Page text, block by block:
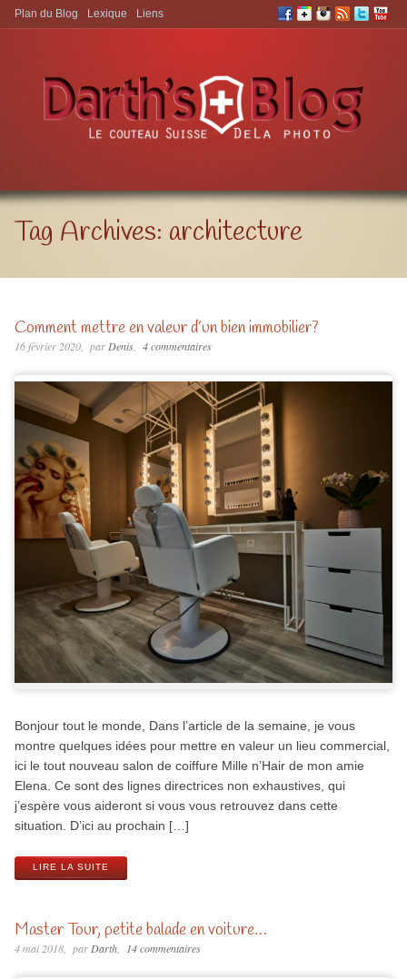
Aller à:
Plan du Blog Lexique Liens
Tag Archives: architecture
Comment mettre en valeur d’un bien immobilier?
16 février 2020 parDenis 4 commentaires
Bonjour tout le monde, Dans l’article de la semaine, je vous
montre quelques idées pour mettre en valeur un lieu commercial,
ici le tout nouveau salon de coiffure Mille n’Hair de mon amie
Elena. Ce sont des lignes directrices non exhaustives, qui
j’espère vous aideront si vous vous retrouvez dans cette
situation. D’ici au prochain […]
LIRE LA SUITE
Master Tour, petite balade en voiture…
4 mai 2018 parDarth 14 commentaires